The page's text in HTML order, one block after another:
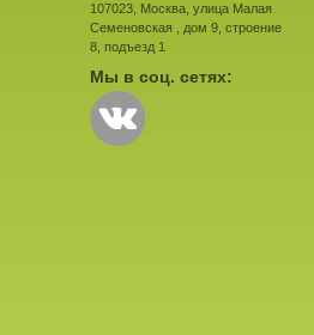
107023, Москва, улица Малая
Семеновская , дом 9, строение
8, подъезд 1
Мы в соц. сетях: